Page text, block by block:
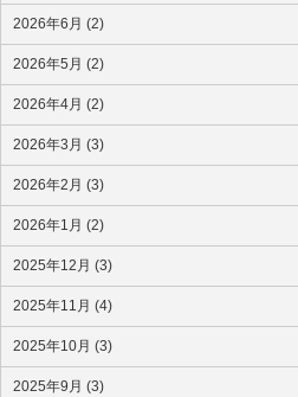
2026年6月 (2)
2026年5月 (2)
2026年4月 (2)
2026年3月 (3)
2026年2月 (3)
2026年1月 (2)
2025年12月 (3)
2025年11月 (4)
2025年10月 (3)
2025年9月 (3)